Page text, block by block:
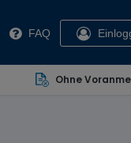
FAQ
Ohne